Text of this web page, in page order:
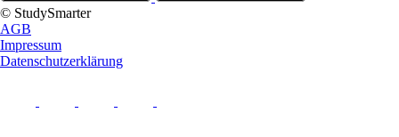
© StudySmarter
AGB
Impressum
Datenschutzerklärung